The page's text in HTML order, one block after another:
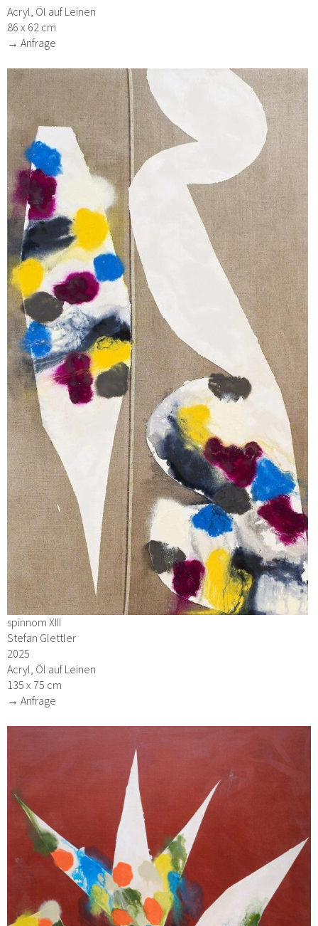
Acryl, Öl auf Leinen
86 x 62 cm
→ Anfrage
spinnom XIII
Stefan Glettler
2025
Acryl, Öl auf Leinen
135 x 75 cm
→ Anfrage